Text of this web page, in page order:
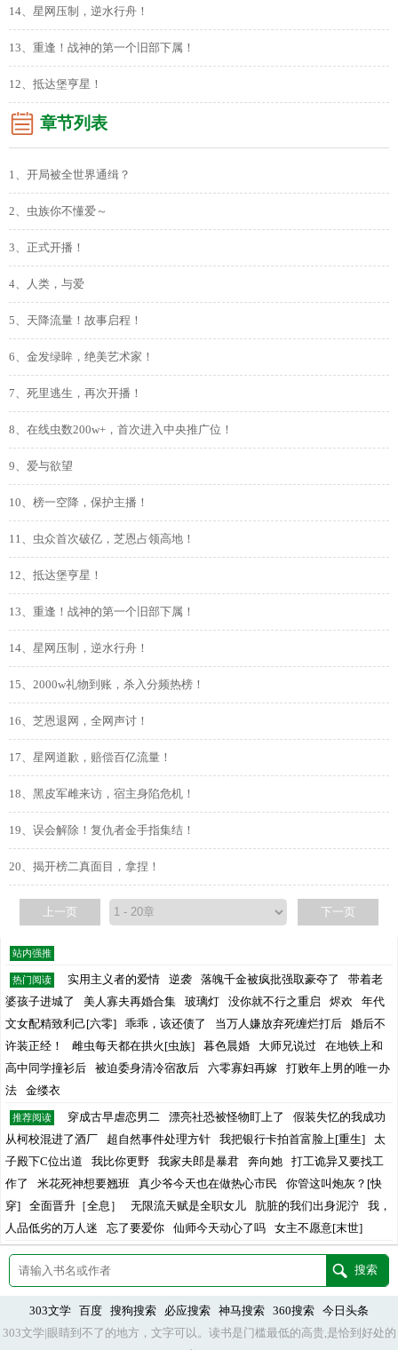
14、星网压制，逆水行舟！
13、重逢！战神的第一个旧部下属！
12、抵达堡亨星！
章节列表
1、开局被全世界通缉？
2、虫族你不懂爱～
3、正式开播！
4、人类，与爱
5、天降流量！故事启程！
6、金发绿眸，绝美艺术家！
7、死里逃生，再次开播！
8、在线虫数200w+，首次进入中央推广位！
9、爱与欲望
10、榜一空降，保护主播！
11、虫众首次破亿，芝恩占领高地！
12、抵达堡亨星！
13、重逢！战神的第一个旧部下属！
14、星网压制，逆水行舟！
15、2000w礼物到账，杀入分频热榜！
16、芝恩退网，全网声讨！
17、星网道歉，赔偿百亿流量！
18、黑皮军雌来访，宿主身陷危机！
19、误会解除！复仇者金手指集结！
20、揭开榜二真面目，拿捏！
上一页 下一页
站内强推
热门阅读 实用主义者的爱情 逆袭 落魄千金被疯批强取豪夺了
带着老
婆孩子进城了
美人寡夫再婚合集 玻璃灯 没你就不行之重启 烬欢
年代
文女配精致利己[六零]
乖乖，该还债了 当万人嫌放弃死缠烂打后
婚后不
许装正经！
雌虫每天都在拱火[虫族] 暮色晨婚 大师兄说过
在地铁上和
高中同学撞衫后
被迫委身清冷宿敌后 六零寡妇再嫁
打败年上男的唯一办
法
金缕衣
推荐阅读 穿成古早虐恋男二 漂亮社恐被怪物盯上了
假装失忆的我成功
从柯校混进了酒厂
超自然事件处理方针 我把银行卡拍首富脸上[重生]
太
子殿下C位出道
我比你更野 我家夫郎是暴君 奔向她
打工诡异又要找工
作了
米花死神想要翘班 真少爷今天也在做热心市民
你管这叫炮灰？[快
穿]
全面晋升［全息］ 无限流天赋是全职女儿 肮脏的我们出身泥泞
我，
人品低劣的万人迷
忘了要爱你 仙师今天动心了吗 女主不愿意[末世]
303文学 百度 搜狗搜索 必应搜索 神马搜索 360搜索
今日头条
303文学|眼睛到不了的地方，文字可以。读书是门槛最低的高贵,是恰到好处的